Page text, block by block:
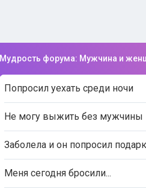
Мудрость форума: Мужчина и
Попросил уехать среди ночи
Не могу выжить без мужчины
Заболела и он попросил
Меня сегодня бросили...